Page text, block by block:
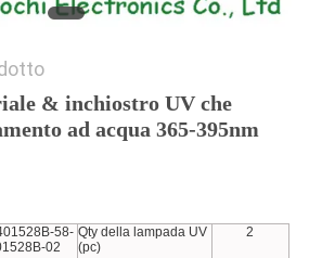
& inchiostro UV che
ad acqua 365-395nm
58-
02
Qty della lampada UV
(pc)
2